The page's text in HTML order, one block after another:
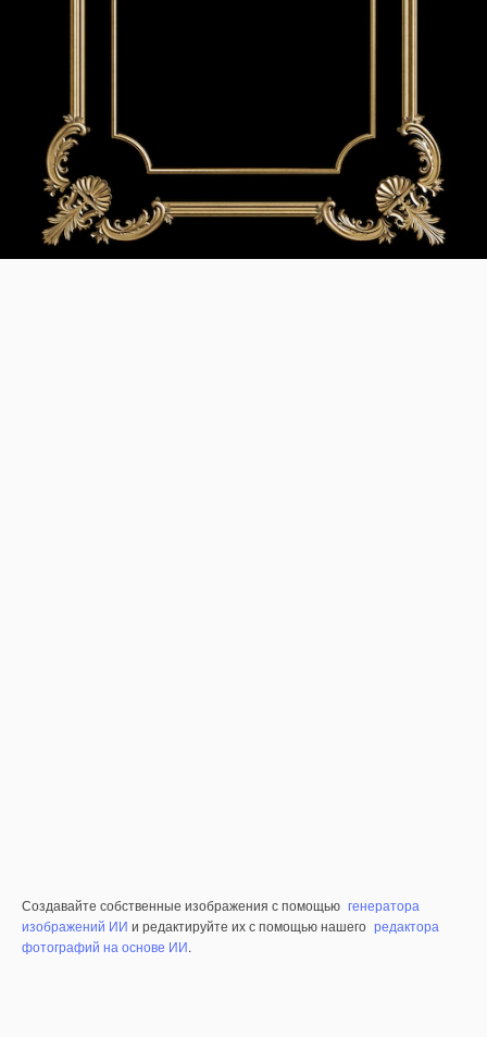
Создавайте собственные изображения с помощью генератора
изображений ИИ и редактируйте их с помощью нашего редактора
фотографий на основе ИИ.